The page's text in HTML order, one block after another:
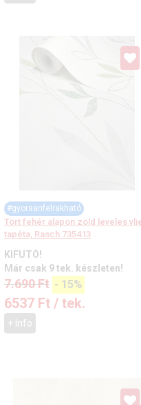
#gyorsanfelrakható
Tört fehér alapon zöld leveles
tapéta, Rasch 735413
KIFUTÓ!
Már csak 9 tek. készleten!
7.690Ft - 15%
6537 Ft / tek.
+ Info